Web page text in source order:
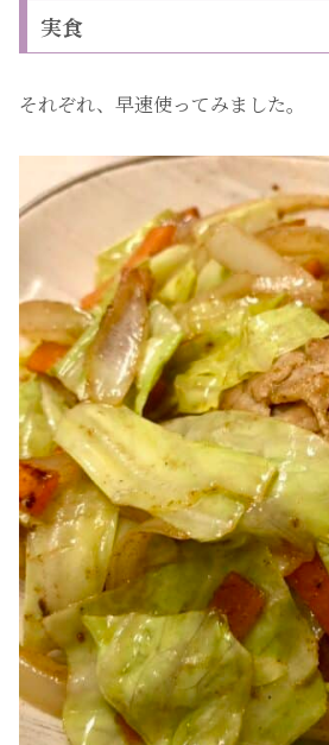
実食
それぞれ、早速使ってみました。